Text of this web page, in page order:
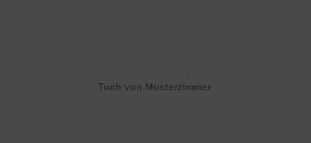
Tuch von Musterzimmer